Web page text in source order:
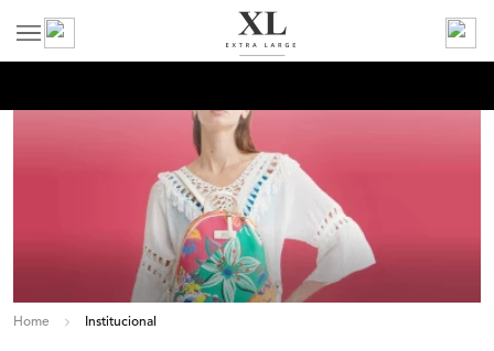
Home Institucional